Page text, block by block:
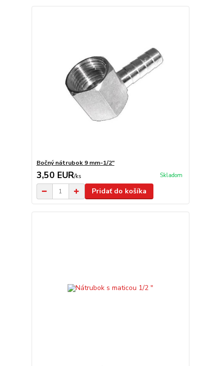
Bočný nátrubok 9 mm-1/2"
3,50 EUR/ks Skladom
Pridať do košíka